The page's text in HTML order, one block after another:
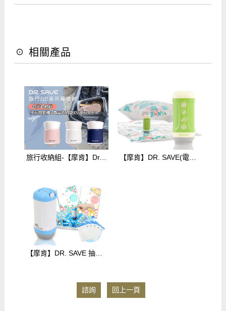
☉ 相關產品
旅行收納組-【摩肯】Dr.Save 3in1 極度快抽充氣機+真空收納袋XS*4/S*4/L*4共12件組 加贈 迷你封口機+ USB小風扇+充抽氣配件包3入/組(總價值$550)送完為止 $2115(下單請備註"顏色")如無備註欲選顏色一律出白色 【摩肯】DR. SAVE(電池款)抽真空機-水果(含2大2小收納壓縮袋)$858
【摩肯】DR. SAVE 抽真空機-旅行收納大禮包(含15件組真空收納壓縮袋)$1250
諮詢 回上一頁